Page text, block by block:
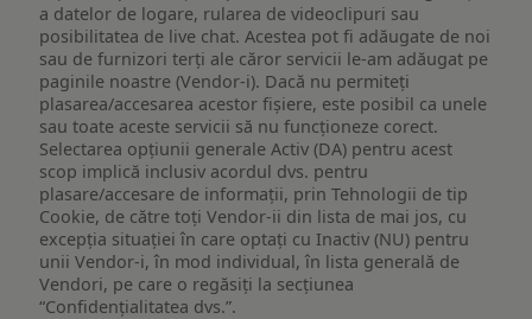
a datelor de logare, rularea de videoclipuri sau
posibilitatea de live chat. Acestea pot fi adăugate de noi
sau de furnizori terți ale căror servicii le-am adăugat pe
paginile noastre (Vendor-i). Dacă nu permiteți
plasarea/accesarea acestor fișiere, este posibil ca unele
sau toate aceste servicii să nu funcționeze corect.
Selectarea opțiunii generale Activ (DA) pentru acest
scop implică inclusiv acordul dvs. pentru
plasare/accesare de informații, prin Tehnologii de tip
Cookie, de către toți Vendor-ii din lista de mai jos, cu
excepția situației în care optați cu Inactiv (NU) pentru
unii Vendor-i, în mod individual, în lista generală de
Vendori, pe care o regăsiți la secțiunea
“Confidențialitatea dvs.”.